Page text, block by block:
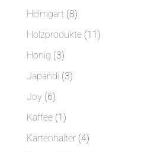
Heimgart 88
Produkte
Holzprodukte 11 11
Honig 33
Produkte
Japandi 33
Joy 66
Produkte
Kaffee 1 1
Produkt
Kartenhalter 44